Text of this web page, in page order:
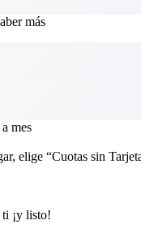
más
mes
elige “Cuotas sin
ti ¡y listo!